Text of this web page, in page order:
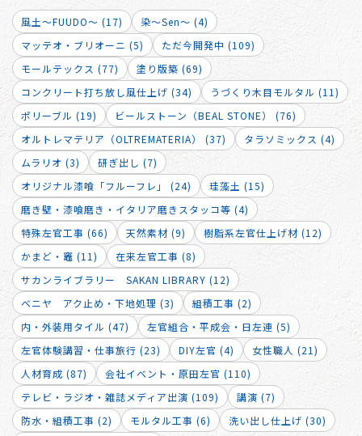
風土～FUUDO～ (17)
染～Sen～ (4)
マッテオ・ブリオーニ (5)
ただ今開発中 (109)
モールテックス (77)
塗り版築 (69)
コンクリート打ち放し風仕上げ (34)
うづくり木目モルタル (11)
ポリーブル (19)
ビールストーン（BEAL STONE） (76)
オルトレマテリア（OLTREMATERIA） (37)
タラソミックス (4)
ムラリオ (3)
研ぎ出し (7)
オリジナル漆喰「フルーフレ」 (24)
珪藻土 (15)
磨き壁・漆喰磨き・イタリア磨きスタッコ等 (4)
特殊左官工事 (66)
天然素材 (9)
樹脂系左官仕上げ材 (12)
かまど・竈 (11)
在来左官工事 (8)
サカンライブラリー SAKAN LIBRARY (12)
ベニヤ アク止め・下地処理 (3)
組積工事 (2)
内・外装用タイル (47)
左官組合・平成会・日左連 (5)
左官体験講習・仕事旅行 (23)
DIY左官 (4)
女性職人 (21)
人材育成 (87)
会社イベント・原田左官 (110)
テレビ・ラジオ・雑誌メディア出演 (109)
講演 (7)
防水・組積工事 (2)
モルタル工事 (6)
洗い出し仕上げ (30)